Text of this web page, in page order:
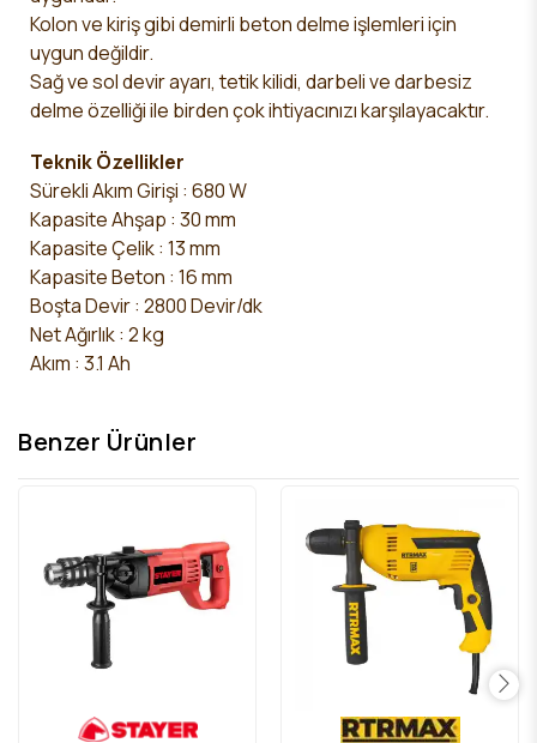
Kolon ve kiriş gibi demirli beton delme işlemleri için
uygun değildir.
Sağ vesol devir ayarı, tetik kilidi, darbeli ve darbesiz
delme özelliği ile birden çok ihtiyacınızı karşılayacaktır.
Teknik Özellikler
Sürekli Akım Girişi : 680 W
Kapasite Ahşap : 30 mm
Kapasite Çelik : 13 mm
Kapasite Beton : 16 mm
Boşta Devir : 2800 Devir/dk
Net Ağırlık : 2 kg
Akım : 3.1 Ah
Benzer Ürünler